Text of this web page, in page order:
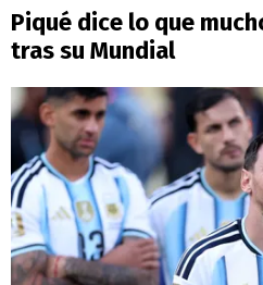
Piqué dice lo que
tras su Mundial